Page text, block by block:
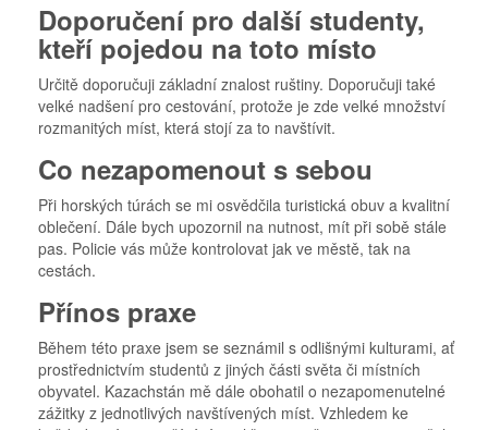
Doporučení pro další studenty,
kteří pojedou na toto místo
Určitě doporučuji základní znalost ruštiny. Doporučuji také
velké nadšení pro cestování, protože je zde velké množství
rozmanitých míst, která stojí za to navštívit.
Co nezapomenout s sebou
Při horských túrách se mi osvědčila turistická obuv a kvalitní
oblečení. Dále bych upozornil na nutnost, mít při sobě stále
pas. Policie vás může kontrolovat jak ve městě, tak na
cestách.
Přínos praxe
Během této praxe jsem se seznámil s odlišnými kulturami, ať
prostřednictvím studentů z jiných části světa či místních
obyvatel. Kazachstán mě dále obohatil o nezapomenutelné
zážitky z jednotlivých navštívených míst. Vzhledem ke